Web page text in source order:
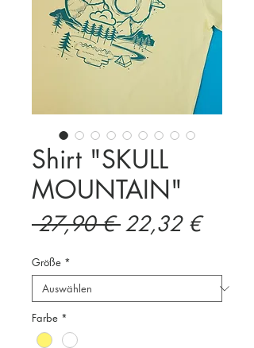
Shirt "SKULL
MOUNTAIN"
27,90 € Standardpreis
22,32 €Sale-
Größe *
Farbe *